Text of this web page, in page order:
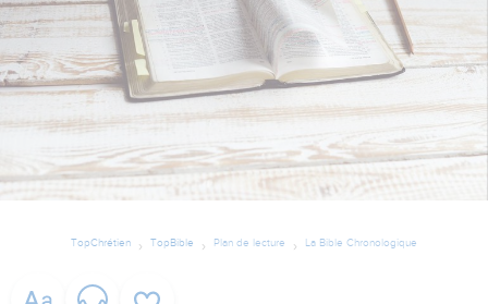
TopChrétien TopBible Plan de lecture La Bible Chronologique